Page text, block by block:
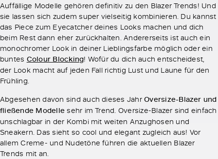
Auffällige Modelle gehören definitiv zu den Blazer Trends! Und
sie lassen sich zudem super vielseitig kombinieren. Du kannst
das Piece zum Eyecatcher deines Looks machen und dich
beim Rest dann eher zurückhalten. Andererseits ist auch ein
monochromer Look in deiner Lieblingsfarbe möglich oder ein
buntes Colour Blocking! Wofür du dich auch entscheidest,
der Look macht auf jeden Fall richtig Lust und Laune für den
Frühling.
Abgesehen davon sind auch dieses JahrOversize-Blazer und
fließende Modelle sehr im Trend. Oversize-Blazer sind einfach
unschlagbar in der Kombi mit weiten Anzughosen und
Sneakern. Das sieht so cool und elegant zugleich aus! Vor
allem Creme- und Nudetöne führen die aktuellen Blazer
Trends mit an.